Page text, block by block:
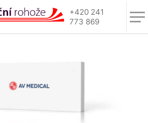
+420 241
773 869